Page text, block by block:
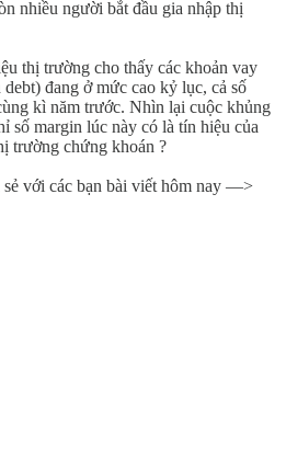
nhiều người bắt đầu gia nhập thị
thị trường cho thấy các khoản vay
đang ở mức cao kỷ lục, cả số
kì năm trước. Nhìn lại cuộc khủng
số margin lúc này có là tín hiệu của
trường chứng khoán ?
với các bạn bài viết hôm nay —>